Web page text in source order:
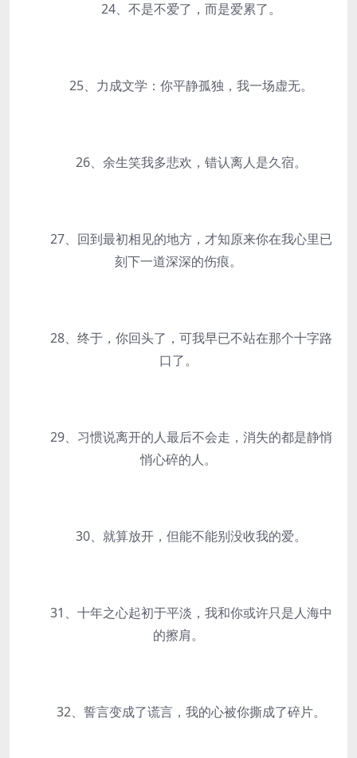
24、不是不爱了，而是爱累了。
25、力成文学：你平静孤独，我一场虚无。
26、余生笑我多悲欢，错认离人是久宿。
27、回到最初相见的地方，才知原来你在我心里已
刻下一道深深的伤痕。
28、终于，你回头了，可我早已不站在那个十字路
口了。
29、习惯说离开的人最后不会走，消失的都是静悄
悄心碎的人。
30、就算放开，但能不能别没收我的爱。
31、十年之心起初于平淡，我和你或许只是人海中
的擦肩。
32、誓言变成了谎言，我的心被你撕成了碎片。